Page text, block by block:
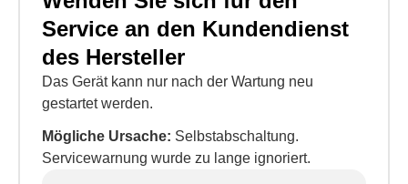
Service an den Kundendienst
des Hersteller
Das Gerät kann nur nach der Wartung neu
gestartet werden.
Mögliche Ursache: Selbstabschaltung.
Servicewarnung wurde zu lange ignoriert.